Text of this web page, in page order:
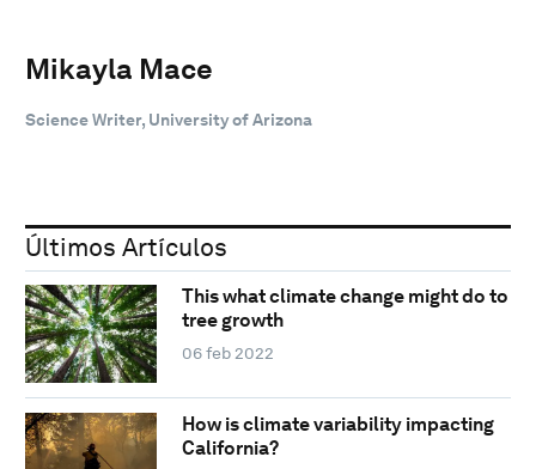
Mikayla Mace
Science Writer, University of Arizona
Últimos Artículos
This what climate change might do to
tree growth
06 feb 2022
How is climate variability impacting
California?